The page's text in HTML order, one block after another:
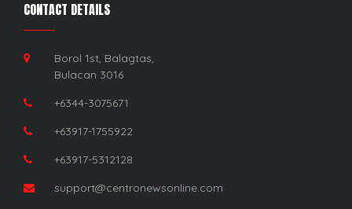
CONTACT DETAILS
Borol 1st, Balagtas,
Bulacan 3016
+6344-3075671
+63917-1755922
+63917-5312128
support@centronewsonline.com